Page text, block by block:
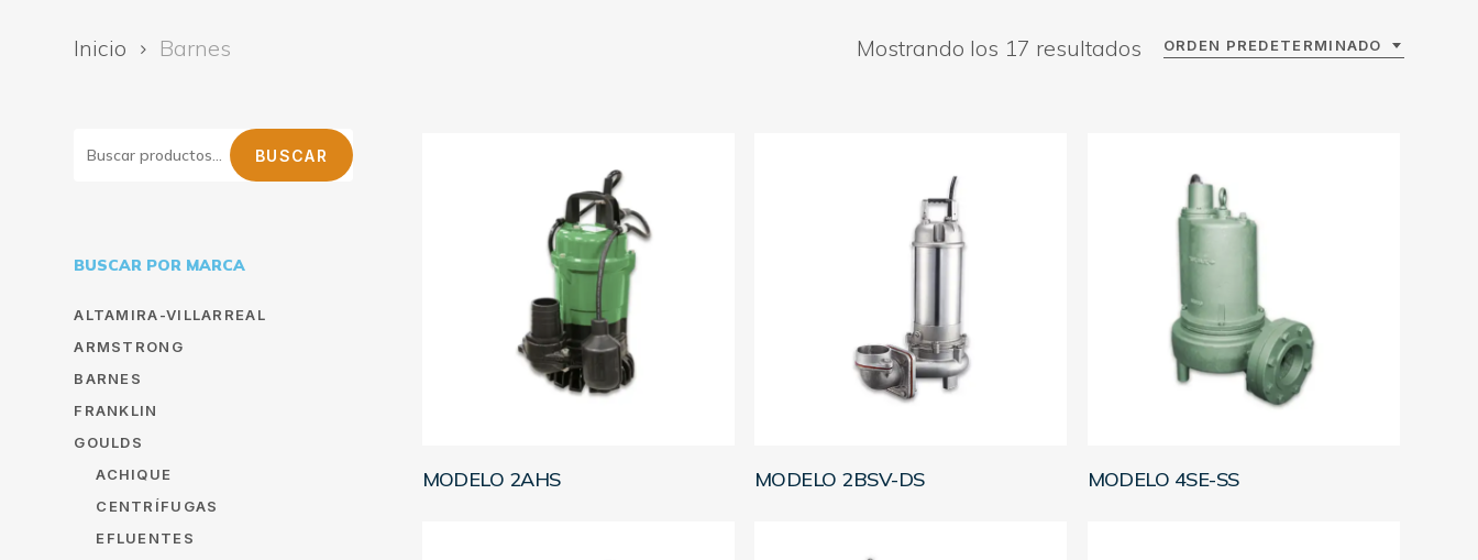
ORDEN PREDETERMINADO
Mostrando los 17 resultados
Inicio Barnes
POR:
BUSCAR
BUSCAR POR MARCA
ALTAMIRA-VILLARREAL
ARMSTRONG
BARNES
FRANKLIN
GOULDS
ACHIQUE
CENTRÍFUGAS
EFLUENTES
MODELO 2AHS MODELO 2BSV-DS MODELO 4SE-SS